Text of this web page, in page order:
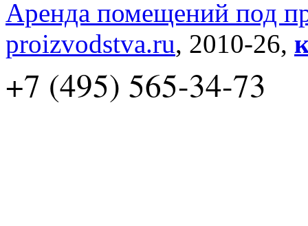
Аренда помещений под
proizvodstva.ru, 2010-26,
+7 (495) 565-34-73